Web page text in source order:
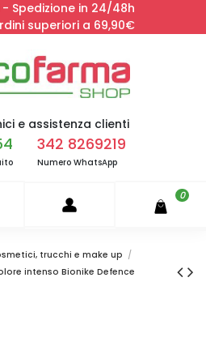
Spedizione in 24/48h
superiori a 69,90€
e assistenza clienti
342 8269219
Numero WhatsApp
0
trucchi e make up
intenso Bionike Defence